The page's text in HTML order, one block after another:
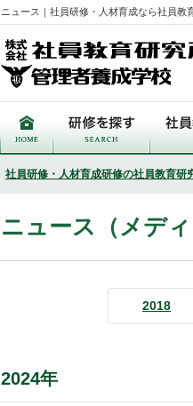
ニュース｜社員研修・人材育成なら社員教
社員研修・人材育成研修の社員教育研
ニュース（メディ
2018
2024年